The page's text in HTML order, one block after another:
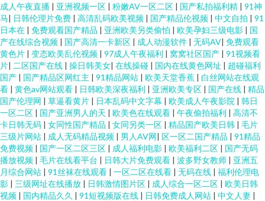
成人午夜直播 | 亚洲视频一区 | 粉嫩AV一区二区 | 国产私拍福利精 | 91神
马| 日韩伦理片免费 | 高清乱码欧美视频 | 国产精品伦视频 | 中文自拍 | 91
日本在 | 免费观看国产精品 | 亚洲欧美另类偷怕 | 欧美孕妇三级电影 | 国
产在线综合视频 | 国产高清一卡新区 | 成人动漫软件 | 无码AV| 免费观看
黄色片 | 变态欧美乱伦视频 | 97成人午夜福利 | 窝窝社区国产 | 91视频看
片| 二区国产在线 | 操日韩美女| 在线操碰 | 国内在线黄色网址 | 超碰福利
国产 | 国产精品区网红主 | 91精品网站 | 欧美天堂香蕉 | 白丝网站在线观
看 | 黄色av网站观看 | 日韩欧美深夜福利 | 亚洲欧美专区 | 国产在线 | 精品
国产伦理网 | 草逼看黄片 | 日本乱码中文字幕 | 欧美成人午夜影院 | 韩日
一区二区 | 国产亚洲男人的天 | 欧美色在线观看 | 午夜偷拍福利 | 高清不
卡日韩无码 | 女同性国产精品 | 女同另类一区 | 精品国产欧美日韩 | 毛片
三级片网站 | 成人无码精品视频 | 男人AV网| 区一区二国产精品 | 91精品
免费视频 | 国产一区二区三区 | 成人福利电影 | 欧美福利二区 | 国产无码
播放视频 | 毛片在线看平台 | 日韩大片免费观看 | 波多野女教师 | 亚洲五
月综合网站 | 91丝袜在线观看 | 一区二区在线看 | 无码在线 | 福利伦理电
影 | 三级网址在线播放 | 日韩激情图片区 | 成人综合一区二区 | 欧美日韩
视频 | 国内精品久久 | 91短视频版在线 | 日韩免费成人网站 | 中文人妻 |